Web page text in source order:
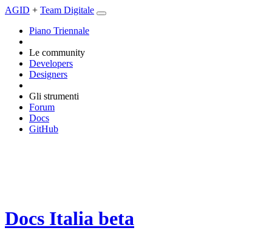
AGID + Team Digitale
Piano Triennale
Le community
Developers
Designers
Gli strumenti
Forum
Docs
GitHub
Docs Italia beta